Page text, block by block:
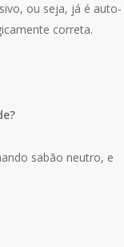
ou seja, já é auto-
correta.
sabão neutro, e